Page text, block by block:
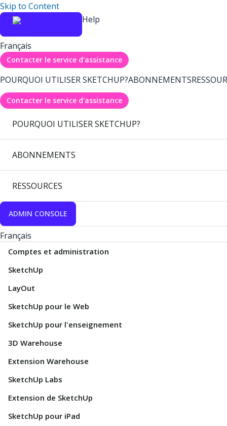
Skip to Content
Help
Français
Contacter le service d'assistance
POURQUOI UTILISER SKETCHUP?ABONNEMENTS
Contacter le service d'assistance
POURQUOI UTILISER SKETCHUP?
ABONNEMENTS
RESSOURCES
ADMIN CONSOLE
Français
Comptes et administration
SketchUp
LayOut
SketchUp pour le Web
SketchUp pour l'enseignement
3D Warehouse
Extension Warehouse
SketchUp Labs
Extension de SketchUp
SketchUp pour iPad